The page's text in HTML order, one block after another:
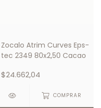
Zocalo Atrim Curves Eps-
tec 2349 80x2,50 Cacao
$24.662,04
COMPRAR